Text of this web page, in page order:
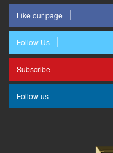
Like our page
Follow Us
Subscribe
Follow us